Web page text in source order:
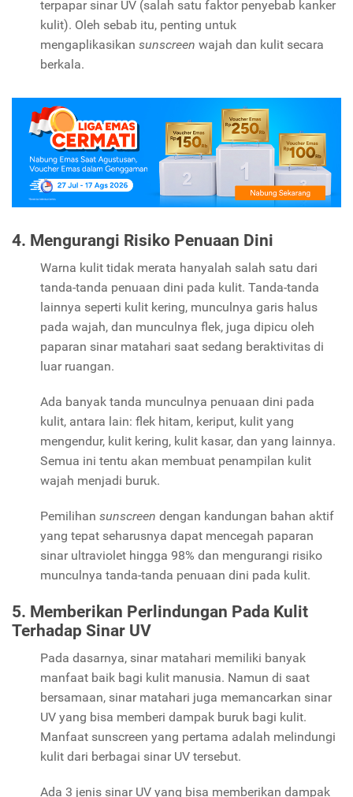
terpapar sinar UV (salah satu faktor penyebab kanker
kulit). Oleh sebab itu, penting untuk
mengaplikasikan sunscreen wajah dan kulit secara
berkala.
4. Mengurangi Risiko Penuaan Dini
Warna kulit tidak merata hanyalah salah satu dari
tanda-tanda penuaan dini pada kulit. Tanda-tanda
lainnya seperti kulit kering, munculnya garis halus
pada wajah, dan munculnya flek, juga dipicu oleh
paparan sinar matahari saat sedang beraktivitas di
luar ruangan.
Ada banyak tanda munculnya penuaan dini pada
kulit, antara lain: flek hitam, keriput, kulit yang
mengendur, kulit kering, kulit kasar, dan yang lainnya.
Semua ini tentu akan membuat penampilan kulit
wajah menjadi buruk.
Pemilihan sunscreen dengan kandungan bahan aktif
yang tepat seharusnya dapat mencegah paparan
sinar ultraviolet hingga 98% dan mengurangi risiko
munculnya tanda-tanda penuaan dini pada kulit.
5. Memberikan Perlindungan Pada Kulit
Terhadap Sinar UV
Pada dasarnya, sinar matahari memiliki banyak
manfaat baik bagi kulit manusia. Namun di saat
bersamaan, sinar matahari juga memancarkan sinar
UV yang bisa memberi dampak buruk bagi kulit.
Manfaat sunscreen yang pertama adalah melindungi
kulit dari berbagai sinar UV tersebut.
Ada 3 jenis sinar UV yang bisa memberikan dampak